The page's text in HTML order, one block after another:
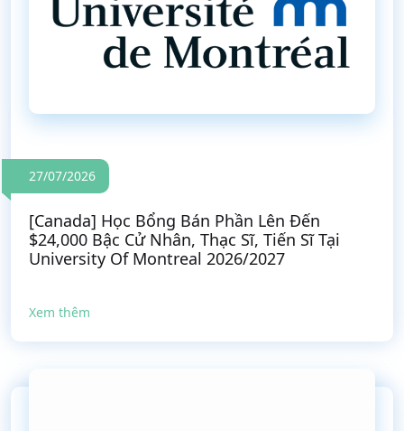
27/07/2026
[Canada] Học Bổng Bán Phần Lên Đến
$24,000 Bậc Cử Nhân, Thạc Sĩ, Tiến Sĩ Tại
University Of Montreal 2026/2027
Xem thêm